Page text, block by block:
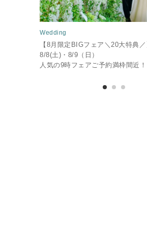
Wedding
【8月限定BIGフェア＼20大特典／
8/8(土)・8/9（日）
人気の9時フェアご予約満枠間近！